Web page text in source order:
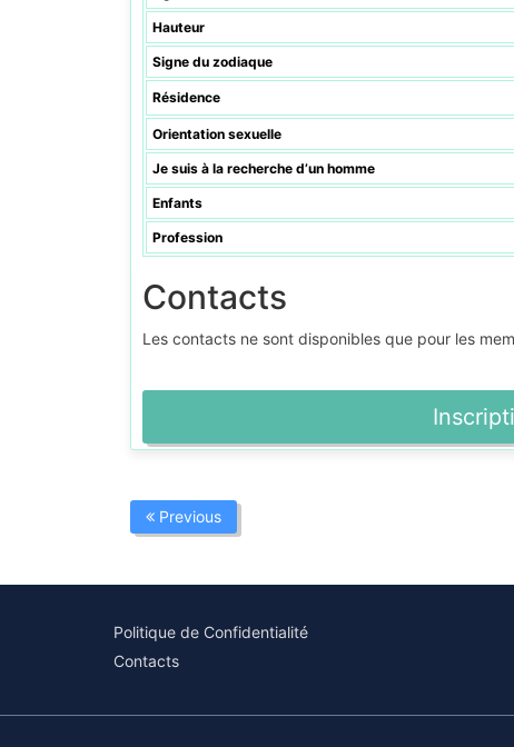
Hauteur
Signe du zodiaque
Résidence
Orientation sexuelle
Je suis à la recherche d’un homme
Enfants
Profession
Contacts
Les contacts ne sont disponibles que pour les
Previous
Politique de Confidentialité
Contacts